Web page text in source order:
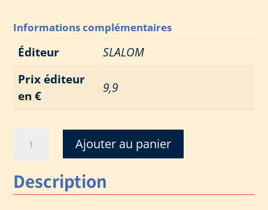
Informations complémentaires
Éditeur
SLALOM
Prix éditeur
en €
9,9
COME
ET
LE
Ajouter au panier
Description